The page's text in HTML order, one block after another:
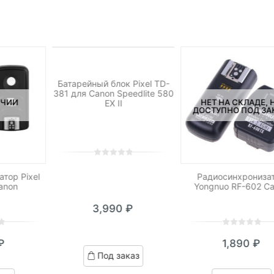
Pixel
Батарейный блок Pixel TD-
381 для Canon Speedlite 580
EX II
on
3,990₽
Под заказ
НЕТ НА СКЛАДЕ,
ДОСТУПНО ПОД
Yongnuo RF-602
out
based
1,890₽